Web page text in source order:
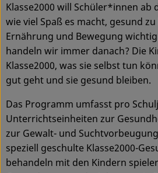
Klasse2000 will Schüler*innen ab
wie viel Spaß es macht, gesund
Ernährung und Bewegung
handeln wir immer danach? Die
Klasse2000, was sie selbst tun
gut geht und sie gesund bleiben.
Das Programm umfasst pro
Unterrichtseinheiten zur
zur Gewalt- und
speziell geschulte Klasse2000-
behandeln mit den Kindern